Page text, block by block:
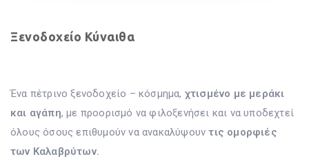
Ξενοδοχείο Κύναιθα
Ένα πέτρινο ξενοδοχείο – κόσμημα, χτισμένο με μεράκι
και αγάπη, με προορισμό να φιλοξενήσει και να υποδεχτεί
όλους όσους επιθυμούν να ανακαλύψουντις ομορφιές
των Καλαβρύτων.